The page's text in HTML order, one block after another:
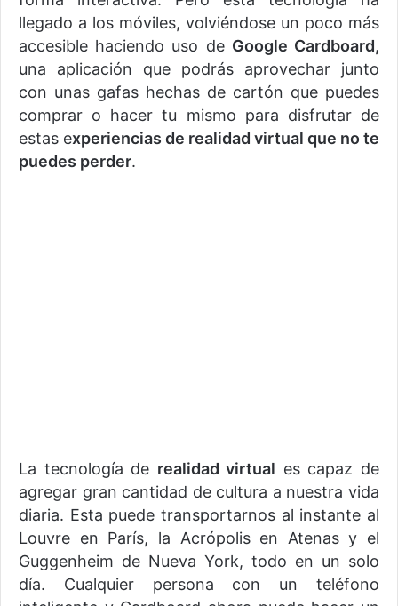
llegado a los móviles, volviéndose un poco más
accesible haciendo uso de Google Cardboard,
una aplicación que podrás aprovechar junto
con unas gafas hechas de cartón que puedes
comprar o hacer tu mismo para disfrutar de
estas experiencias de realidad virtual que no te
puedes perder.
La tecnología de realidad virtual es capaz de
agregar gran cantidad de cultura a nuestra vida
diaria. Esta puede transportarnos al instante al
Louvre en París, la Acrópolis en Atenas y el
Guggenheim de Nueva York, todo en un solo
día. Cualquier persona con un teléfono